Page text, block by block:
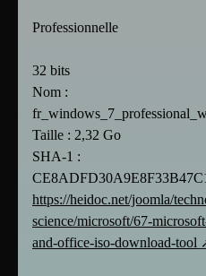
Professionnelle
32 bits
Nom :
Taille : 2,32 Go
SHA-1 :
https://heidoc.net/joomla/
science/microsoft/67-
and-office-iso-download-tool